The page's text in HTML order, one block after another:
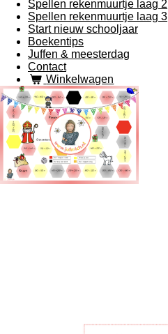
Spellen rekenmuurtje laag 2
Spellen rekenmuurtje laag 3
Start nieuw schooljaar
Boekentips
Juffen & meesterdag
Contact
Winkelwagen